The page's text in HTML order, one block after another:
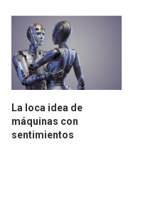
La loca idea de
máquinas con
sentimientos